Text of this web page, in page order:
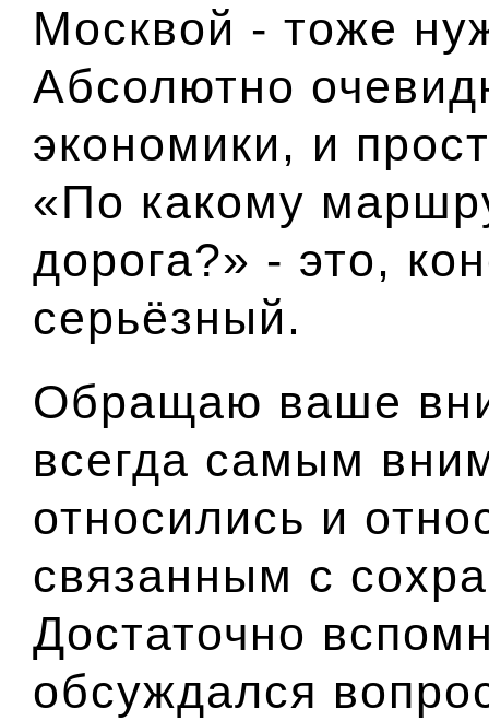
Москвой - тоже
Абсолютно
экономики, и
«По какому
дорога?» - это,
серьёзный.
Обращаю ваше
всегда самым
относились и
связанным с
Достаточно
обсуждался